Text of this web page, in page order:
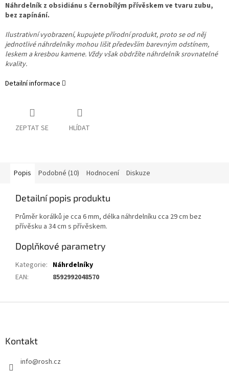
Náhrdelník z obsidiánu s černobílým přívěskem ve tvaru zubu,
bez zapínání.
Ilustrativní vyobrazení, kupujete přírodní produkt, proto se od něj
jednotlivé náhrdelníky mohou lišit především barevným odstínem,
leskem a kresbou kamene. Vždy však obdržíte náhrdelník srovnatelné
kvality.
Detailní informace
ZEPTAT SE HLÍDAT
Popis Podobné (10) Hodnocení Diskuze
Detailní popis produktu
Průměr korálků je cca 6 mm, délka náhrdelníku cca 29 cm bez
přívěsku a 34 cm s přívěskem.
Doplňkové parametry
Kategorie: Náhrdelníky
EAN: 8592992048570
Kontakt
info@rosh.cz